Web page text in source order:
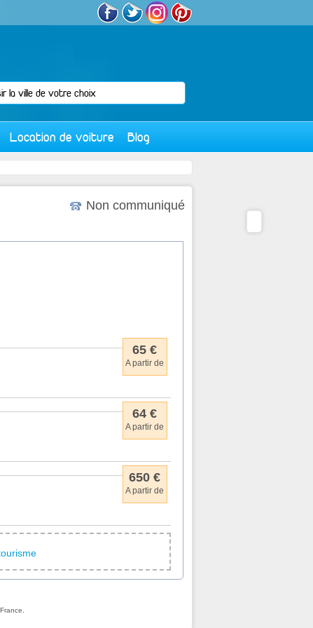
Location de voiture Blog
Non communiqué
65 €
A partir de
64 €
A partir de
650 €
A partir de